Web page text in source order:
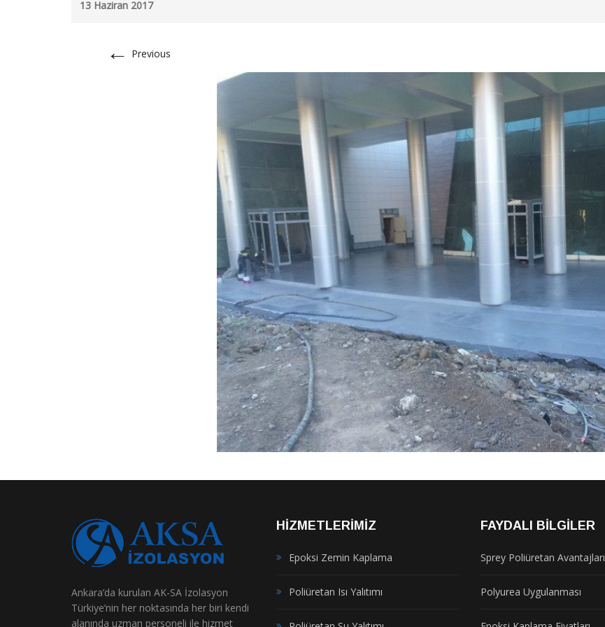
13 Haziran 2017
← Previous
Ankara’da kurulan AK-SA İzolasyon
Türkiye’nin her noktasında her biri kendi
alanında uzman personeli ile hizmet
HIZMETLERIMIZ
Epoksi Zemin Kaplama
Poliüretan Isı Yalıtımı
FAYDALI BILGILER
Sprey Poliüretan Avantajları
Polyurea Uygulanması